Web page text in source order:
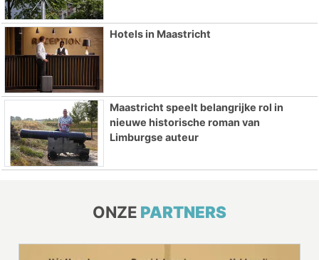
Hotels in Maastricht
Maastricht speelt belangrijke rol in
nieuwe historische roman van
Limburgse auteur
ONZE PARTNERS